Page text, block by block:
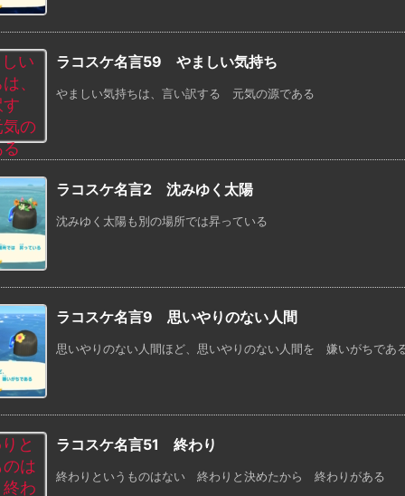
ラコスケ名言59 やましい気持ち
やましい気持ちは、言い訳する 元気の源である
ラコスケ名言2 沈みゆく太陽
沈みゆく太陽も別の場所では昇っている
ラコスケ名言9 思いやりのない人間
思いやりのない人間ほど、思いやりのない人間を 嫌いがちであ
ラコスケ名言51 終わり
終わりというものはない 終わりと決めたから 終わりがある